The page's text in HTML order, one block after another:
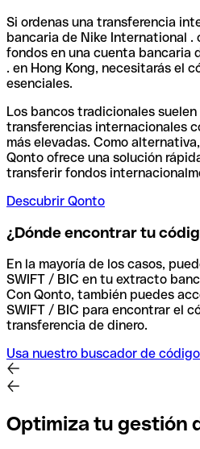
Si ordenas una transferencia
bancaria de Nike International .
fondos en una cuenta bancaria
. en Hong Kong, necesitarás el
esenciales.
Los bancos tradicionales
transferencias internacionales
más elevadas. Como
Qonto ofrece una solución
transferir fondos
Descubrir Qonto
¿Dónde encontrar tu
En la mayoría de los casos,
SWIFT / BIC en tu extracto
Con Qonto, también puedes
SWIFT / BIC para encontrar el
transferencia de dinero.
Usa nuestro buscador de
Optimiza tu gestión